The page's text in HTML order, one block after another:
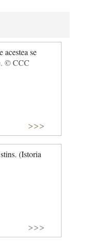
se
© CCC
>>>
(Istoria
>>>